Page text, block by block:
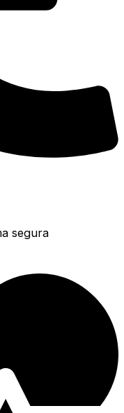
segura